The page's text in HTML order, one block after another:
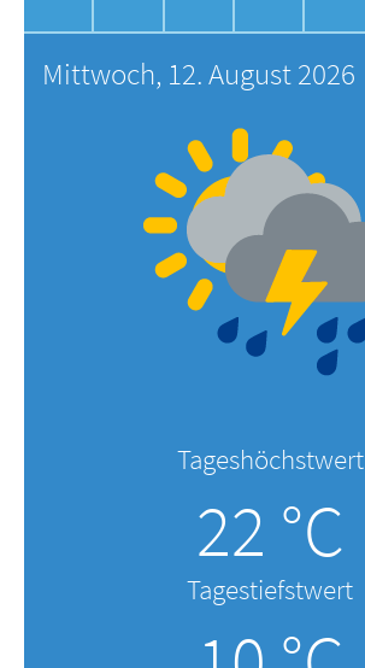
Mittwoch, 12. August 2026
Tageshöchstwert
22 °C
Tagestiefstwert